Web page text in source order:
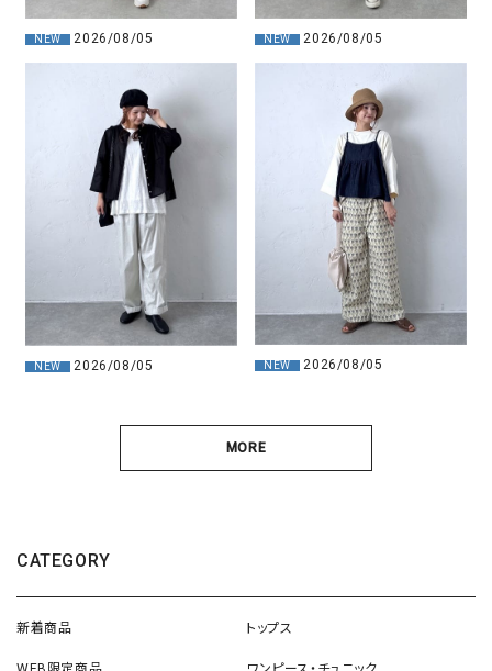
NEW 2026/08/05 NEW 2026/08/05
NEW 2026/08/05 NEW 2026/08/05
MORE
CATEGORY
新着商品 トップス